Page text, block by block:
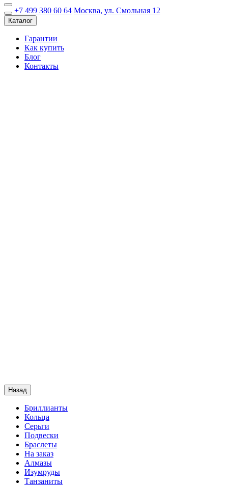
+7 499 380 60 64 Москва, ул. Смольная 12
Каталог
Гарантии
Как купить
Блог
Контакты
Назад
Бриллианты
Кольца
Серьги
Подвески
Браслеты
На заказ
Алмазы
Изумруды
Танзаниты